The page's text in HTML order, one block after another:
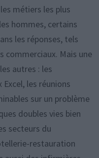
métiers les plus
hommes, certains
les réponses, tels
commerciaux. Mais une
autres : les
les réunions
sur un problème
doubles vies bien
secteurs du
restauration